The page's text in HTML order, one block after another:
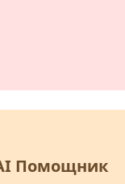
Помощник